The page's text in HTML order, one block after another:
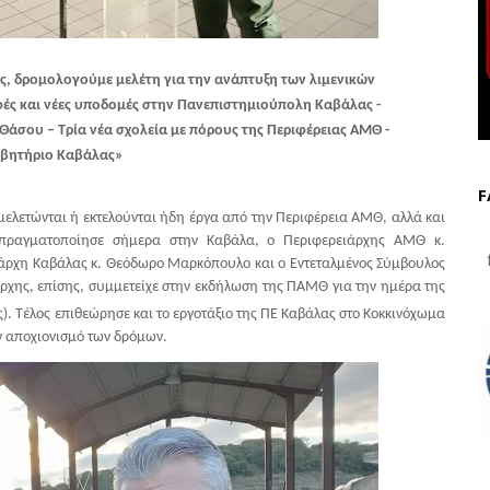
μελέτη για την ανάπτυξη των λιμενικών
και νέες υποδομές στην Πανεπιστημιούπολη Καβάλας -
– Τρία νέα σχολεία με πόρους της Περιφέρειας ΑΜΘ -
Καβάλας»
ή εκτελούνται ήδη έργα από την Περιφέρεια ΑΜΘ, αλλά και
σήμερα στην Καβάλα, ο Περιφερειάρχης ΑΜΘ κ.
Καβάλας κ. Θεόδωρο Μαρκόπουλο και ο Εντεταλμένος Σύμβουλος
επίσης, συμμετείχε στην εκδήλωση της ΠΑΜΘ για την ημέρα της
επιθεώρησε και το εργοτάξιο της ΠΕ Καβάλας στο Κοκκινόχωμα
αποχιονισμό των δρόμων.